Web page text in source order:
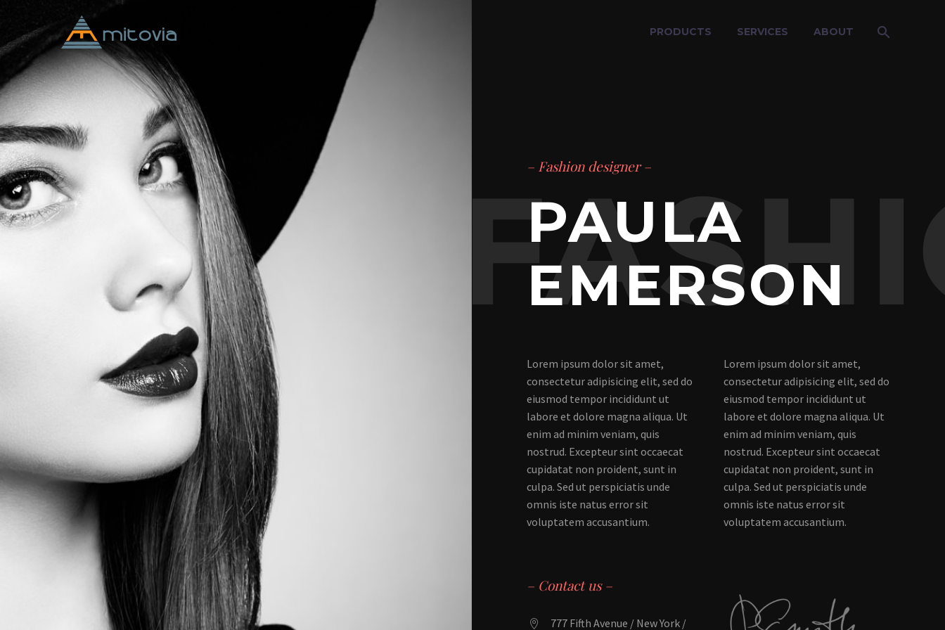
PRODUCTS SERVICES ABOUT
– Fashion designer –
PAULA
EMERSON
Lorem ipsum dolor sit amet,
consectetur adipisicing elit, sed do
eiusmod tempor incididunt ut
labore et dolore magna aliqua. Ut
enim ad minim veniam, quis
nostrud. Excepteur sint occaecat
cupidatat non proident, sunt in
culpa. Sed ut perspiciatis unde
omnis iste natus error sit
voluptatem accusantium.
Lorem ipsum dolor sit amet,
consectetur adipisicing elit, sed do
eiusmod tempor incididunt ut
labore et dolore magna aliqua. Ut
enim ad minim veniam, quis
nostrud. Excepteur sint occaecat
cupidatat non proident, sunt in
culpa. Sed ut perspiciatis unde
omnis iste natus error sit
voluptatem accusantium.
– Contact us –

 777 Fifth Avenue / New York /